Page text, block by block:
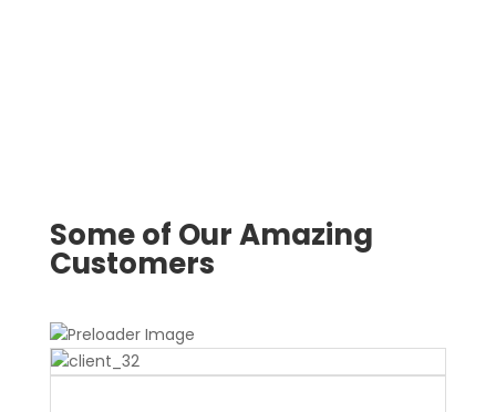
Some of Our Amazing
Customers